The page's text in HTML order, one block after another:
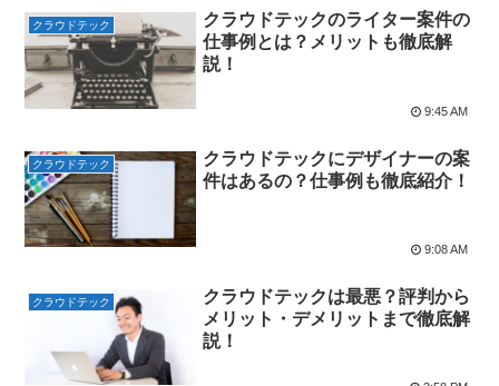
クラウドテック
クラウドテックのライター案件の
仕事例とは？メリットも徹底解
説！
9:45 AM
クラウドテック
クラウドテックにデザイナーの案
件はあるの？仕事例も徹底紹介！
9:08 AM
クラウドテック
クラウドテックは最悪？評判から
メリット・デメリットまで徹底解
説！